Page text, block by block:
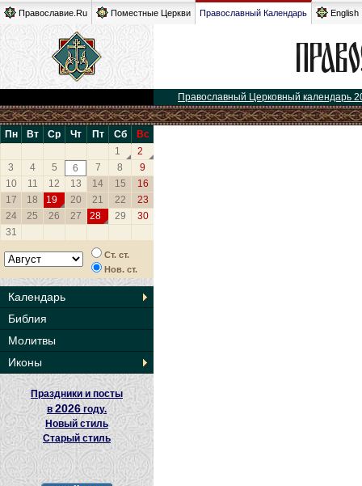
Православие.Ru Поместные Церкви Православный Календарь English
Православный Церковный календарь
Пн Вт Ср Чт Пт Сб
Вс
1
2
3
4 5 6 7 8
9
10
11 12 13 14 15
16
17
18 19 20 21 22
23
24
25 26 27 28 29
30
31
Ст. ст.
Нов. ст.
Календарь
Библия
Молитвы
Иконы
Праздники и посты
в2026 году.
Новый стиль
Старый стиль